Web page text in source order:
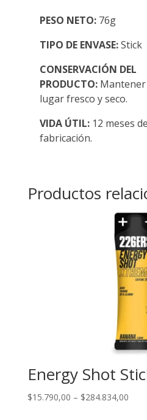
PESO NETO:76g
TIPO DE ENVASE:Stick
CONSERVACIÓN DEL
PRODUCTO:Mantener
lugar fresco y seco.
VIDA ÚTIL:12 meses
fabricación.
Productos
Energy Shot
$15.790,00 – $284.834,00Price